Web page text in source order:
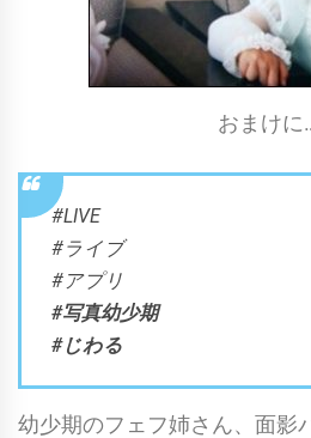
おまけに
#LIVE
#ライブ
#アプリ
#写真幼少期
#じわる
幼少期のフェフ姉さん、面影